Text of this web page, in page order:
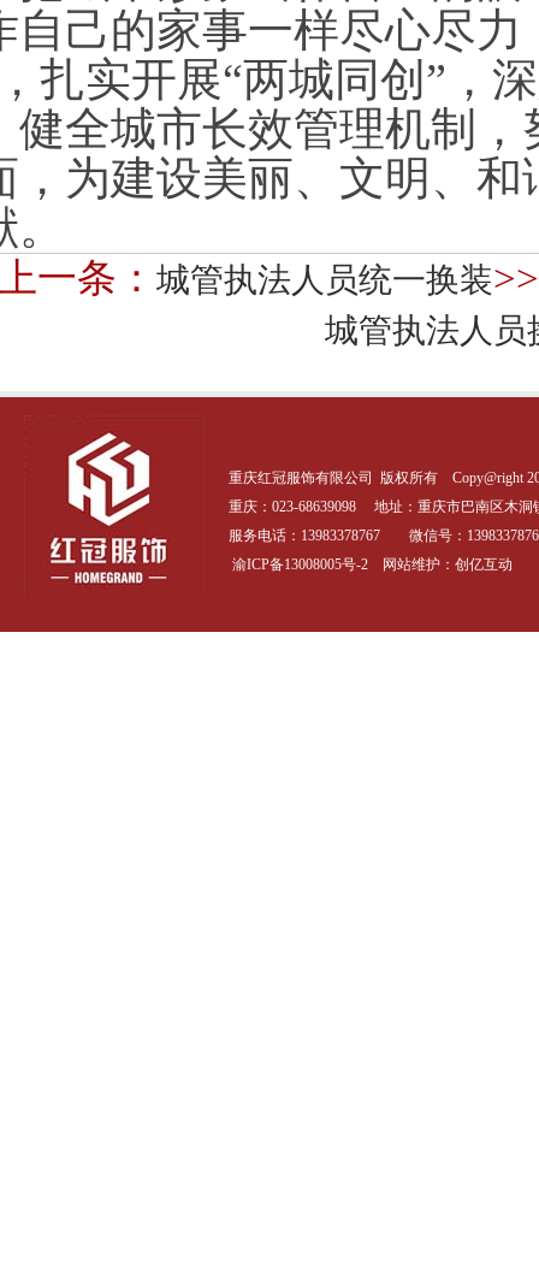
自己的家事一样尽心尽
扎实开展“两城同创”，
健全城市长效管理机制
，为建设美丽、文明、
一条： 城管执法人员统一换装
城管执法人员
重庆红冠服饰有限公司 版权所有 Copy@right
重庆：023-68639098 地址： 重庆市巴南区木洞
服务电话：13983378767 微信号：
渝ICP备13008005号-2
网站维护：创亿互动